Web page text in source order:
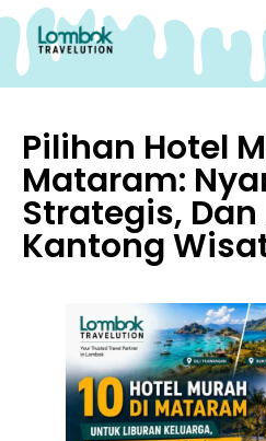
Pilihan Hotel
Mataram:
Strategis, Dan
Kantong